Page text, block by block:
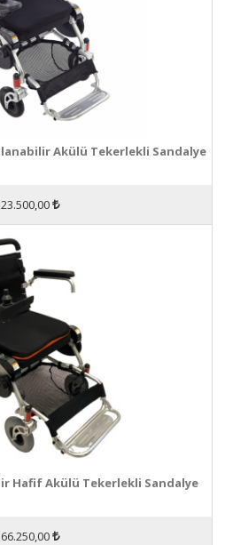
Akülü Tekerlekli Sandalye
Hafif Akülü Tekerlekli Sandalye